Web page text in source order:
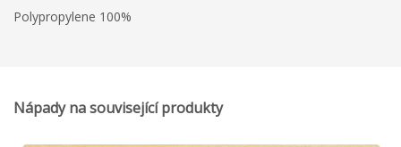
Polypropylene 100%
Nápady na související produkty